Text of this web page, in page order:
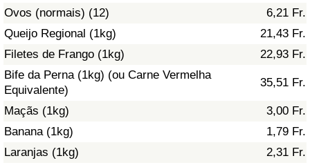
Ovos (normais) (12)
6,21 Fr.
Queijo Regional (1kg)
21,43 Fr.
Filetes de Frango (1kg)
22,93 Fr.
Bife da Perna (1kg) (ou Carne Vermelha
Equivalente)
35,51 Fr.
Maçãs (1kg)
3,00 Fr.
Banana (1kg)
1,79 Fr.
Laranjas (1kg)
2,31 Fr.
Indicador de Saúde por País
Poluição
Indicador de Poluição (Atual)
Indicador de Poluição por País